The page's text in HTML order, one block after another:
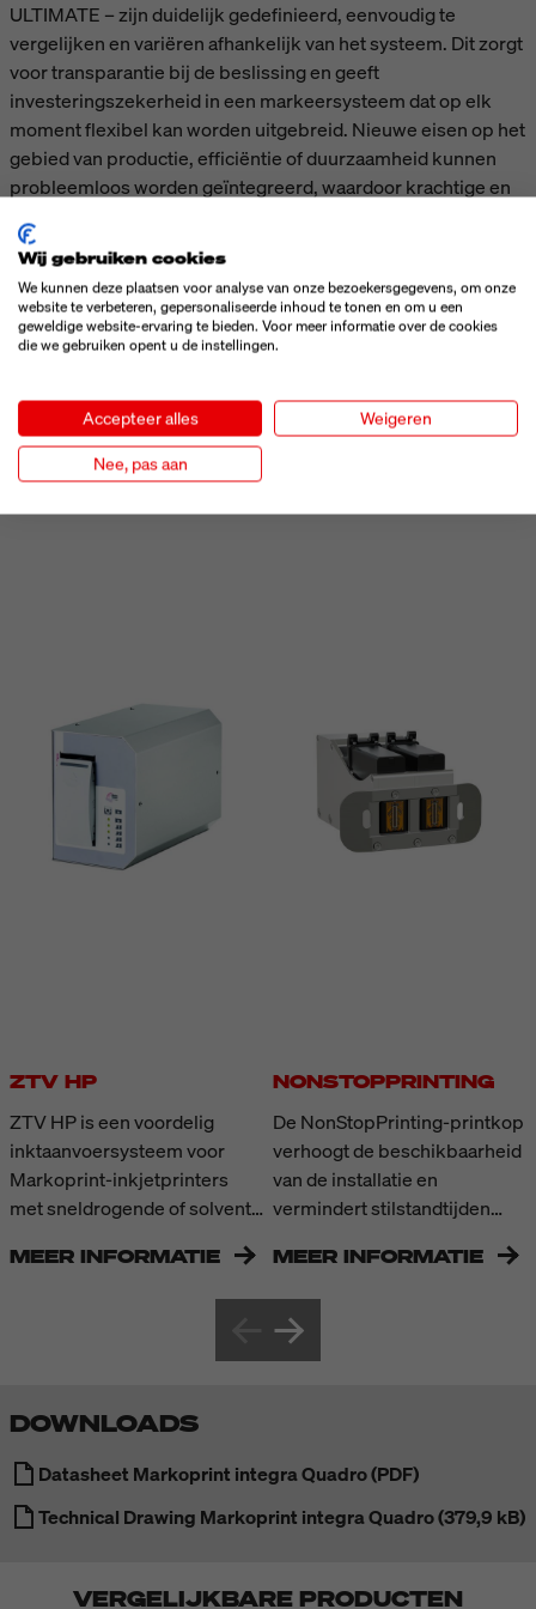
ULTIMATE – zijn duidelijk gedefinieerd, eenvoudig te
vergelijken en variëren afhankelijk van het systeem. Dit zorgt
voor transparantie bij de beslissing en geeft
investeringszekerheid in een markeersysteem dat op elk
moment flexibel kan worden uitgebreid. Nieuwe eisen op het
gebied van productie, efficiëntie of duurzaamheid kunnen
probleemloos worden geïntegreerd, waardoor krachtige en
TECHNISCHE GEGEVENS
ACCESSOIRES
ZTV HP
ZTV HP is een voordelig
inktaanvoersysteem voor
Markoprint-inkjetprinters
met sneldrogende of solvent-
Bij coderings-toepassingen
met hoog inktverbruik maakt
voorkomt dat de totale
installatie-efficiëntie (OEE)
negatief wordt beïnvloed door
Hij bevat 10 keer zoveel inkt
MEER INFORMATIE
NONSTOPPRINTING
De NonStopPrinting-printkop
verhoogt de beschikbaarheid
van de installatie en
vermindert stilstandtijden
printen tijdens de lopende
productie. Twee printkoppen
werken afwisselend,
aangestuurd door een
Terwijl één cartridge wordt
neemt de tweede
MEER INFORMATIE
DOWNLOADS
Datasheet Markoprint integra Quadro (PDF)
Technical Drawing Markoprint integra Quadro (379,9 kB)
VERGELIJKBARE PRODUCTEN
Wij gebruiken cookies
We kunnen deze plaatsen voor analyse van onze bezoekersgegevens, om onze
website te verbeteren, gepersonaliseerde inhoud te tonen en om u een
geweldige website-ervaring te bieden. Voor meer informatie over de cookies
die we gebruiken opent u de instellingen.
Accepteer alles Weigeren
Nee, pas aan